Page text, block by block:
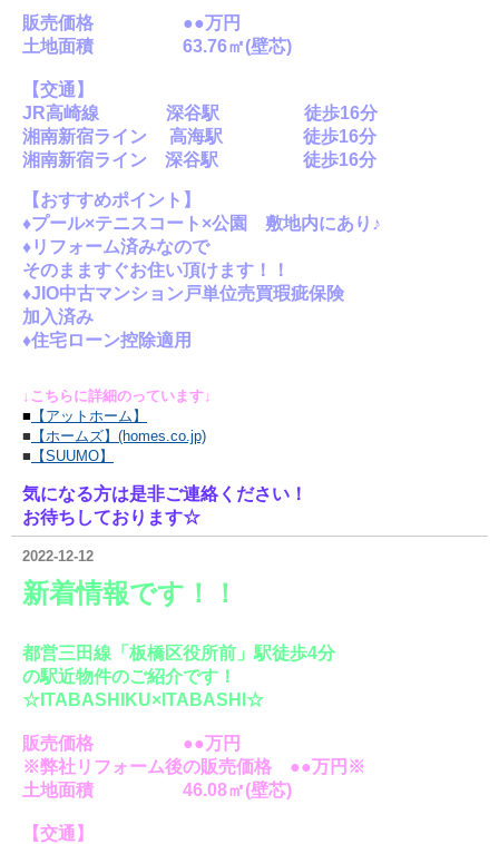
販売価格 ●●万円
土地面積 63.76㎡(壁芯)
【交通】
JR高崎線 深谷駅 徒歩16分
湘南新宿ライン 高海駅 徒歩16分
湘南新宿ライン 深谷駅 徒歩16分
【おすすめポイント】
♦プール×テニスコート×公園 敷地内にあり♪
♦リフォーム済みなので
そのまますぐお住い頂けます！！
♦JIO中古マンション戸単位売買瑕疵保険
加入済み
♦住宅ローン控除適用
↓こちらに詳細のっています↓
■ 【アットホーム】
■ 【ホームズ】(homes.co.jp)
■ 【SUUMO】
気になる方は是非ご連絡ください！
お待ちしております☆
2022-12-12
新着情報です！！
都営三田線「板橋区役所前」駅徒歩4分
の駅近物件のご紹介です！
☆ITABASHIKU×ITABASHI☆
販売価格 ●●万円
※弊社リフォーム後の販売価格 ●●万円※
土地面積 46.08㎡(壁芯)
【交通】